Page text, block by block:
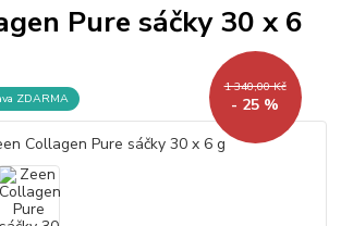
Pure sáčky 30 x 6
ZDARMA
1 340,00 Kč
- 25 %